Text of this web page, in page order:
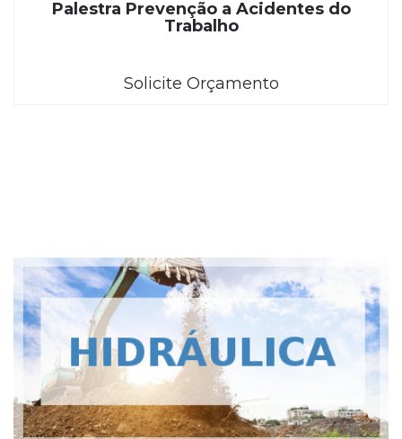
Palestra Prevenção a Acidentes do
Trabalho
Solicite Orçamento